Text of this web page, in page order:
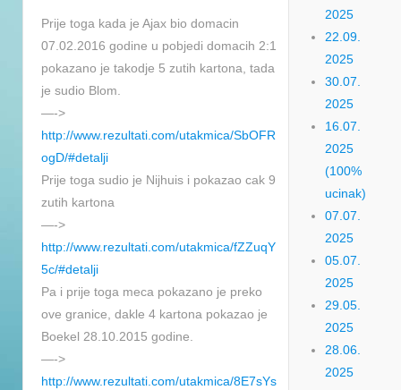
Prije toga kada je Ajax bio domacin
07.02.2016 godine u pobjedi domacih 2:1
pokazano je takodje 5 zutih kartona, tada
je sudio Blom.
—->
http://www.rezultati.com/utakmica/SbOFR
ogD/#detalji
Prije toga sudio je Nijhuis i pokazao cak 9
zutih kartona
—->
http://www.rezultati.com/utakmica/fZZuqY
5c/#detalji
Pa i prije toga meca pokazano je preko
ove granice, dakle 4 kartona pokazao je
Boekel 28.10.2015 godine.
—->
http://www.rezultati.com/utakmica/8E7sYs
2025
22.09.
2025
30.07.
2025
16.07.
2025
(100%
ucinak)
07.07.
2025
05.07.
2025
29.05.
2025
28.06.
2025